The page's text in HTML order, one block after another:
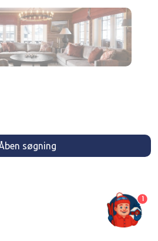
søgning
1